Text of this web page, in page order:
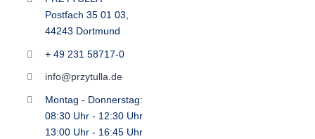
Postfach 35 01 03,
44243 Dortmund
+ 49 231 58717-0
info@przytulla.de
Montag - Donnerstag:
08:30 Uhr - 12:30 Uhr
13:00 Uhr - 16:45 Uhr